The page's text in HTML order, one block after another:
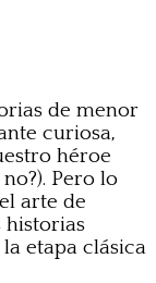
de menor
curiosa,
héroe
no?). Pero lo
arte de
historias
etapa clásica